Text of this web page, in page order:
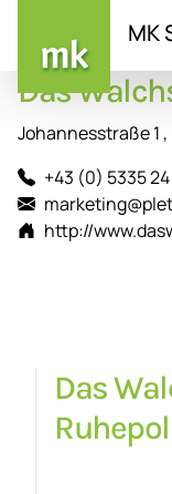
Inhalt
MK
Das
Johannesstraße 1
+43 (0) 5335
http://
Das